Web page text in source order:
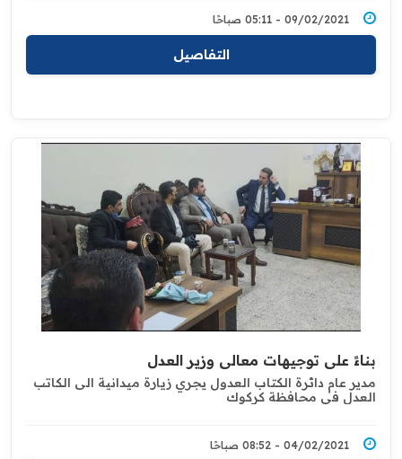
09/02/2021 - 05:11 صباحًا
التفاصيل
بناءً على توجيهات معالي وزير العدل
مدير عام دائرة الكتاب العدول يجري زيارة ميدانية ‏الى الكاتب
العدل في محافظة كركوك
04/02/2021 - 08:52 صباحًا